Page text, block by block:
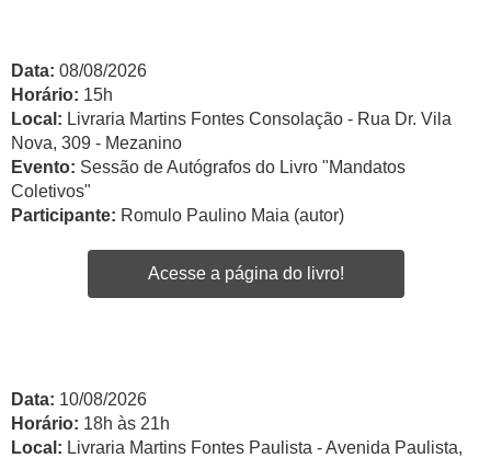
Data: 08/08/2026
Horário: 15h
Local: Livraria Martins Fontes Consolação - Rua Dr. Vila
Nova, 309 - Mezanino
Evento: Sessão de Autógrafos do Livro "Mandatos
Coletivos"
Participante: Romulo Paulino Maia (autor)
Acesse a página do livro!
Data: 10/08/2026
Horário: 18h às 21h
Local: Livraria Martins Fontes Paulista - Avenida Paulista,